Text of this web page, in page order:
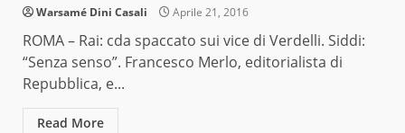
Warsamé Dini Casali Aprile 21, 2016
ROMA – Rai: cda spaccato sui vice di Verdelli. Siddi:
“Senza senso”. Francesco Merlo, editorialista di
Repubblica, e...
Read More